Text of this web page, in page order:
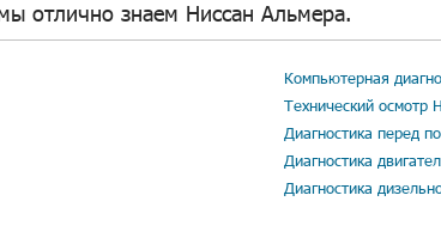
отлично знаем Ниссан Альмера.
Компьютерная
Технический осмотр
Диагностика перед
Диагностика
Диагностика